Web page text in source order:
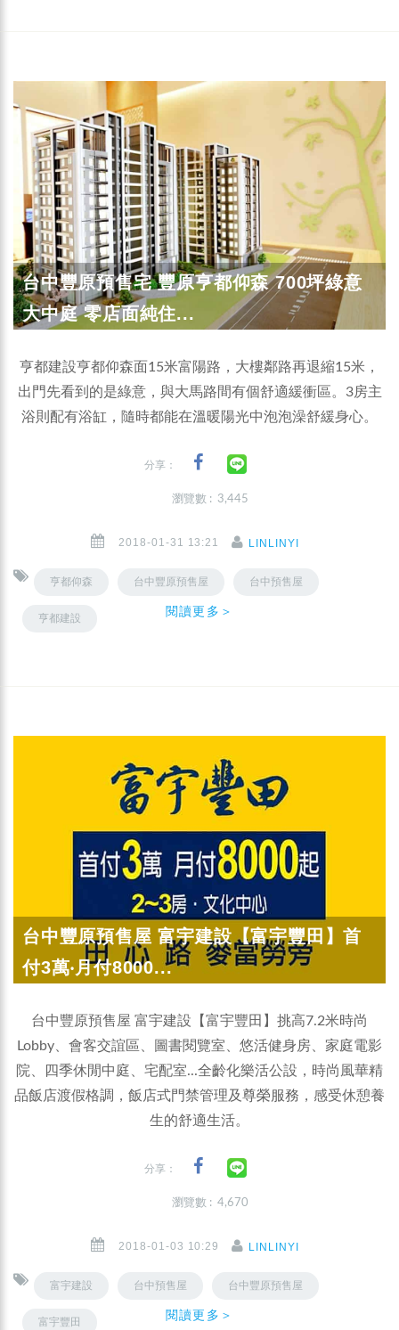
台中豐原預售宅 豐原亨都仰森 700坪綠意
大中庭 零店面純住...
亨都建設亨都仰森面15米富陽路，大樓鄰路再退縮15米，
出門先看到的是綠意，與大馬路間有個舒適緩衝區。3房主
浴則配有浴缸，隨時都能在溫暖陽光中泡泡澡舒緩身心。
分享：
瀏覽數 : 3,445
2018-01-31 13:21 LINLINYI
亨都仰森 台中豐原預售屋 台中預售屋
亨都建設 閱讀更多＞
台中豐原預售屋 富宇建設【富宇豐田】首
付3萬‧月付8000...
台中豐原預售屋 富宇建設【富宇豐田】挑高7.2米時尚
Lobby、會客交誼區、圖書閱覽室、悠活健身房、家庭電影
院、四季休閒中庭、宅配室...全齡化樂活公設，時尚風華精
品飯店渡假格調，飯店式門禁管理及尊榮服務，感受休憩養
生的舒適生活。
分享：
瀏覽數 : 4,670
2018-01-03 10:29 LINLINYI
富宇建設 台中預售屋 台中豐原預售屋
富宇豐田 閱讀更多＞